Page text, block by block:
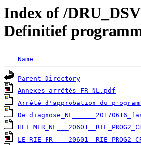
Index of /
Definitief
Name
Parent Directory
Annexes arrêtés FR-NL.pdf
Arrêté d'approbation du
De
HET
LE